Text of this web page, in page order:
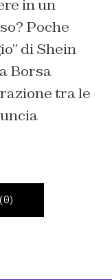
in un
Poche
di Shein
Borsa
tra le